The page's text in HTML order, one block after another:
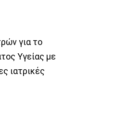
για το
Υγείας με
ιατρικές